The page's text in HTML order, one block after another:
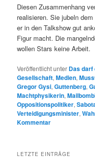
Diesen Zusammenhang
realisieren. Sie jubeln
er in den Talkshow gut
Figur macht. Die
wollen Stars keine Arbeit.
Veröffentlicht unter Das
Gesellschaft,Medien,
Gregor Gysi,Guttenberg,
Machtphysikerin,
Oppositionspolitiker,
Verteidigungsminister,
Kommentar
LETZTE EINTRÄGE